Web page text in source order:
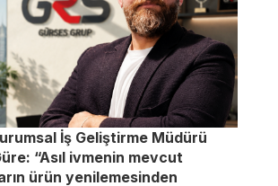
İş Geliştirme Müdürü
“Asıl ivmenin mevcut
ürün yenilemesinden